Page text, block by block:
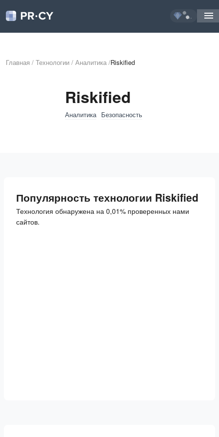
...
Главная / Технологии / Аналитика /Riskified
Riskified
Аналитика Безопасность
Популярность технологии Riskified
Технология обнаружена на 0,01% проверенных нами
сайтов.